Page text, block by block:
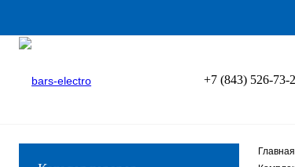
+7 (843) 526-73-